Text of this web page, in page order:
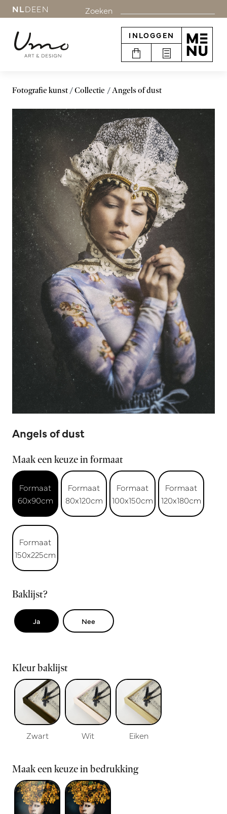
NLDEEN Zoeken
INLOGGEN
Fotografie kunst Collectie Angels of dust
Angels of dust
Maak een keuze in formaat
Formaat
60x90cm
Formaat
80x120cm
Formaat
100x150cm
Formaat
120x180cm
Formaat
150x225cm
Baklijst?
Ja Nee
Kleur baklijst
Zwart Wit Eiken
Maak een keuze in bedrukking